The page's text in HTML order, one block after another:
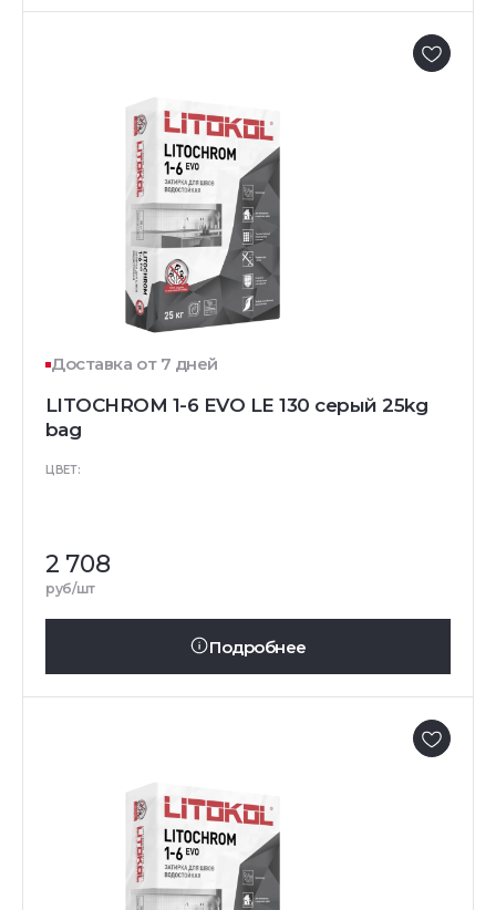
Доставка от 7 дней
LITOCHROM 1-6 EVO LE 130 серый 25kg
bag
ЦВЕТ:
2 708
руб/шт
Подробнее